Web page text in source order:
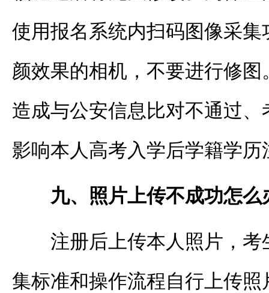
使用报名系统内扫码图像采
颜效果的相机，不要进行修
造成与公安信息比对不通过
影响本人高考入学后学籍学
九、照片上传不成功怎么
注册后上传本人照片，
集标准和操作流程自行上传